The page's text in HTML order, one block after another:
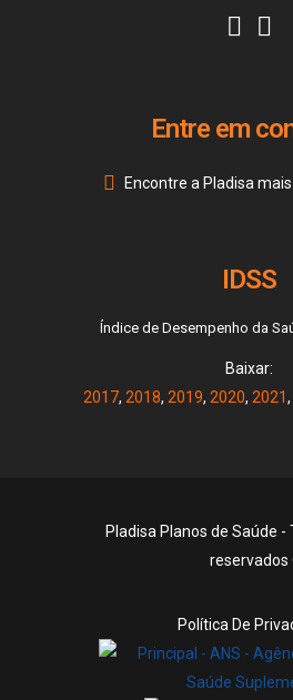
Entre em
Encontre a Pladisa
IDSS
Índice de Desempenho da
Baixar:
2017, 2018, 2019, 2020, 2021,
Pladisa Planos de Saúde -
Política De